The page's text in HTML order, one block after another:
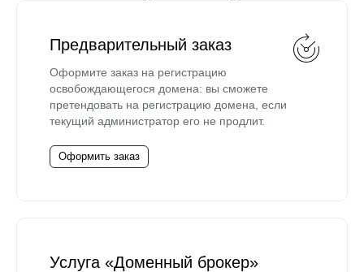
Предварительный заказ
Оформите заказ на регистрацию
освобождающегося домена: вы сможете
претендовать на регистрацию домена, если
текущий администратор его не продлит.
Оформить заказ
Услуга «Доменный брокер»